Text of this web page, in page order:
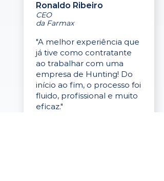
Ronaldo Ribeiro
CEO
da Farmax
"A melhor experiência que
já tive como contratante
ao trabalhar com uma
empresa de Hunting! Do
início ao fim, o processo foi
fluido, profissional e muito
eficaz."